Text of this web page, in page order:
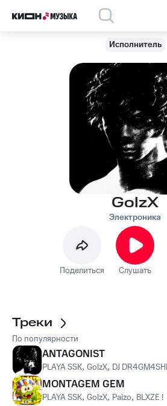
Исполнитель
GolzX
Электроника
Поделиться Слушать
Треки
По популярности
ANTAGONIST
PLAYA SSK, GolzX, DJ
MONTAGEM GEM
PLAYA SSK, GolzX, Paizo, BLXZE !